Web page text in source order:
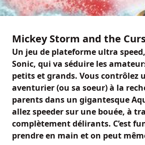
Mickey Storm and the
Un jeu de plateforme ultra
Sonic, qui va séduire les
petits et grands. Vous contrôlez
aventurier (ou sa soeur) à la
parents dans un gigantesque
allez speeder sur une bouée, à
complètement délirants. C’est
prendre en main et on peut